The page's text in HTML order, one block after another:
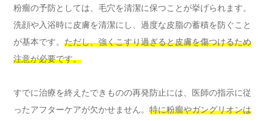
粉瘤の予防としては、毛穴を清潔に保つことが挙げられます。
洗顔や入浴時に皮膚を清潔にし、過度な皮脂の蓄積を防ぐこと
が基本です。 ただし、強くこすり過ぎると皮膚を傷つけるため
注意が必要です。
すでに治療を終えたできものの再発防止には、医師の指示に従
ったアフターケアが欠かせません。 特に粉瘤やガングリオンは